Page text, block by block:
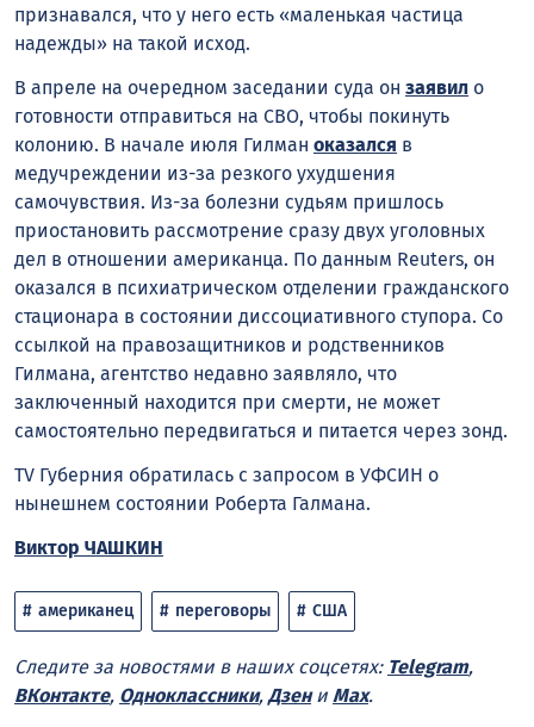
признавался, что у него есть «маленькая частица
надежды» на такой исход.
В апреле на очередном заседании суда он заявил о
готовности отправиться на СВО, чтобы покинуть
колонию. В начале июля Гилман оказался в
медучреждении из-за резкого ухудшения
самочувствия. Из-за болезни судьям пришлось
приостановить рассмотрение сразу двух уголовных
дел в отношении американца. По данным Reuters, он
оказался в психиатрическом отделении гражданского
стационара в состоянии диссоциативного ступора. Со
ссылкой на правозащитников и родственников
Гилмана, агентство недавно заявляло, что
заключенный находится при смерти, не может
самостоятельно передвигаться и питается через зонд.
TV Губерния обратилась с запросом в УФСИН о
нынешнем состоянии Роберта Галмана.
Виктор ЧАШКИН
американец переговоры США
Следите за новостями в наших соцсетях: Telegram,
ВКонтакте, Одноклассники, Дзени Max.